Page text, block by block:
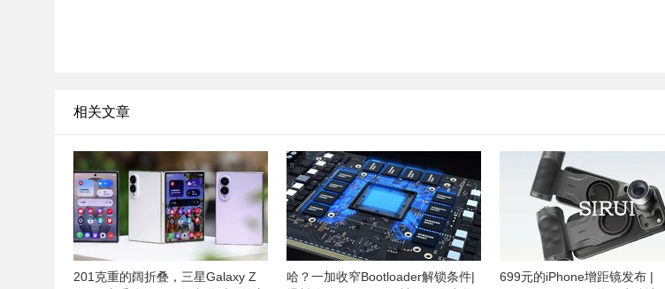
相关文章
201克重的阔折叠，三星Galaxy Z
哈？一加收窄Bootloader解锁条件|
699元的iPhone增距镜发布 |